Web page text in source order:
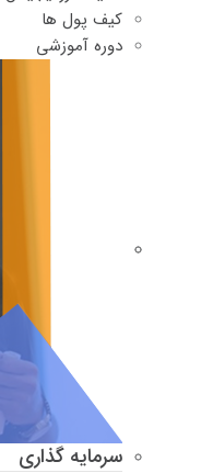
کیف پول ها
دوره‌ آموزشی
سرمایه گذاری